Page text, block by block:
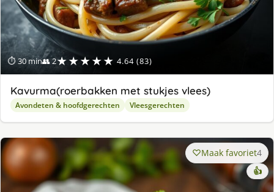
⏱ 30 min👥 2★★★★★ 4.64 (83)
Kavurma(roerbakken met stukjes vlees)
Avondeten & hoofdgerechten Vleesgerechten
Maak favoriet4
👍